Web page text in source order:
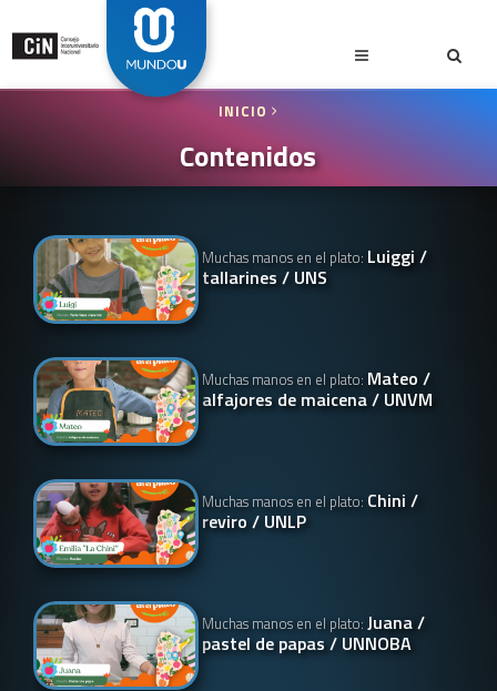
INICIO
Contenidos
Muchas manos en el plato: Luiggi /
tallarines / UNS
Muchas manos en el plato: Mateo /
alfajores de maicena / UNVM
Muchas manos en el plato: Chini /
reviro / UNLP
Muchas manos en el plato:Juana /
pastel de papas / UNNOBA